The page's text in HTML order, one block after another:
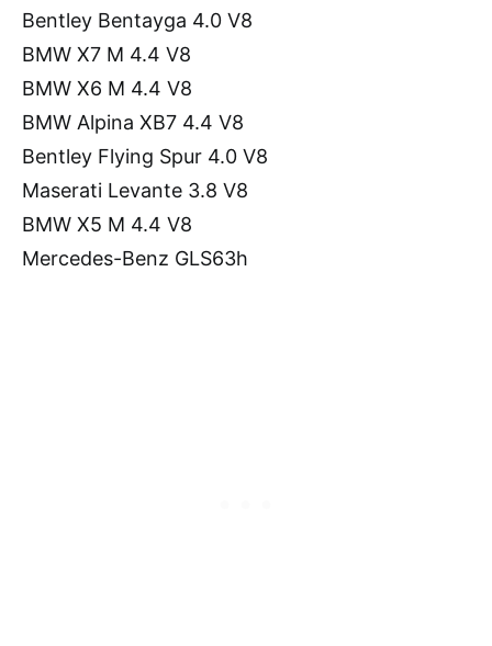
Bentley Bentayga 4.0 V8
BMW X7 M 4.4 V8
BMW X6 M 4.4 V8
BMW Alpina XB7 4.4 V8
Bentley Flying Spur 4.0 V8
Maserati Levante 3.8 V8
BMW X5 M 4.4 V8
Mercedes-Benz GLS63h